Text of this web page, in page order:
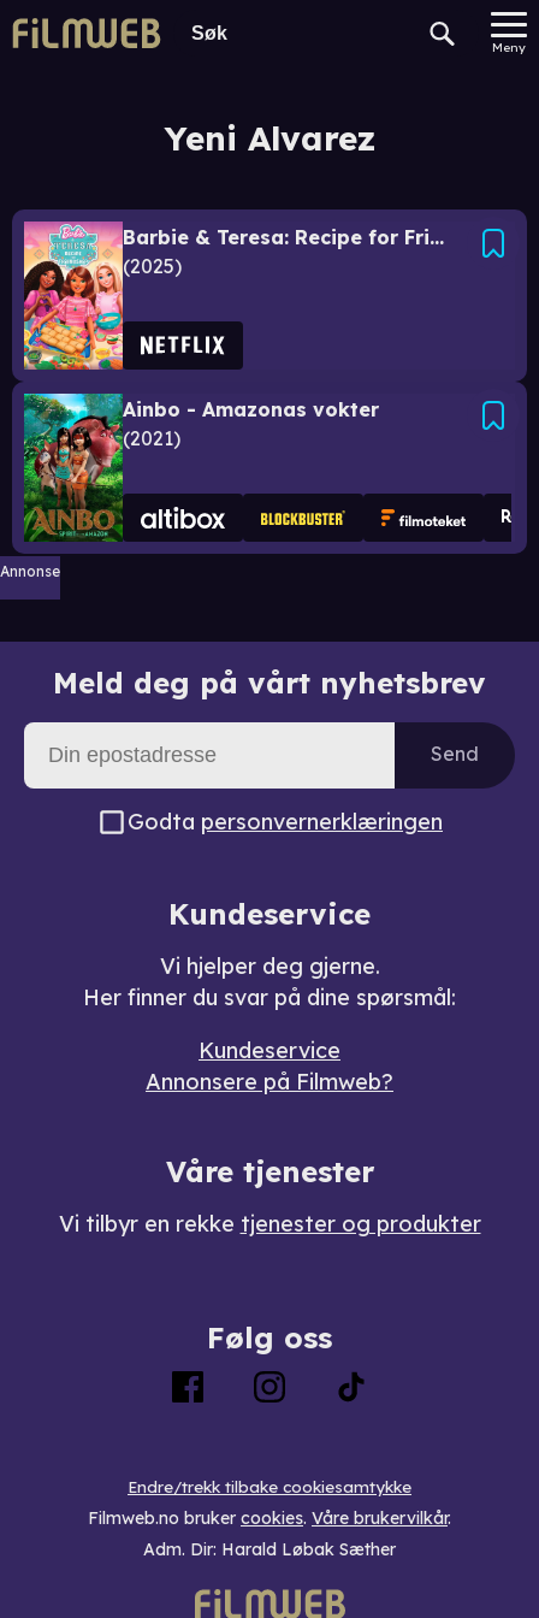
Meny
Yeni Alvarez
Barbie & Teresa: Recipe for Friendship
2025
Ainbo - Amazonas vokter
2021
Annonse
Meld deg på vårt nyhetsbrev
Send
Godta personvernerklæringen
Kundeservice
Vi hjelper deg gjerne.
Her finner du svar på dine spørsmål:
Kundeservice
Annonsere på Filmweb?
Våre tjenester
Vi tilbyr en rekke tjenester og produkter
Følg oss
Endre/trekk tilbake cookiesamtykke
Filmweb.no bruker cookies. Våre brukervilkår.
Adm. Dir: Harald Løbak Sæther